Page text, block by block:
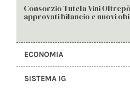
Consorzio Tutela Vini
approvati bilancio e nuovi
ECONOMIA
SISTEMA IG